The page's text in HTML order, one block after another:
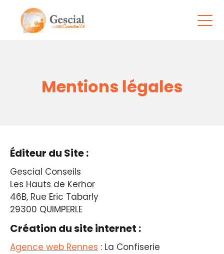
Mentions légales
Éditeur du Site :
Gescial Conseils
Les Hauts de Kerhor
46B, Rue Eric Tabarly
29300 QUIMPERLE
Création du site internet :
Agence web Rennes : La Confiserie